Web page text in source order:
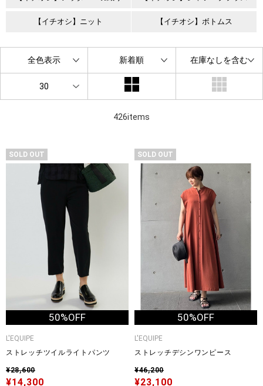
【イチオシ】ニット 【イチオシ】ボトムス
426items
全色表示 新着順 在庫なしを含む
30
SOLD OUT
50%OFF
L'EQUIPE
ストレッチツイルライトパンツ
¥28,600
¥14,300
SOLD OUT
50%OFF
L'EQUIPE
ストレッチデシンワンピース
¥46,200
¥23,100